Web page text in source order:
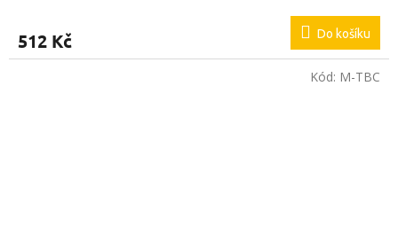
512 Kč Do košíku
Kód: M-TBC